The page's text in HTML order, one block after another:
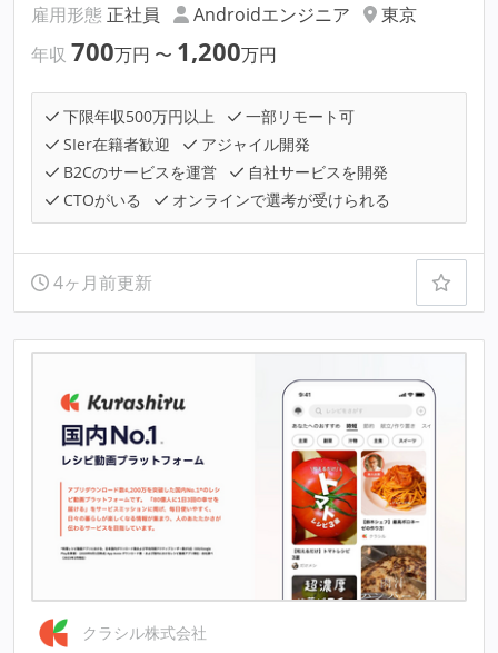
雇用形態 正社員 Androidエンジニア
東京
年収 700万円 〜 1,200万円
下限年収500万円以上
一部リモート可
SIer在籍者歓迎
アジャイル開発
B2Cのサービスを運営
自社サービスを開発
CTOがいる
オンラインで選考が受けられる
4ヶ月前更新
クラシル株式会社